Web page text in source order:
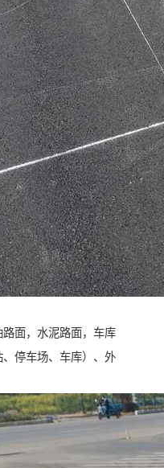
面，水泥路面，车库
停车场、车库）、外